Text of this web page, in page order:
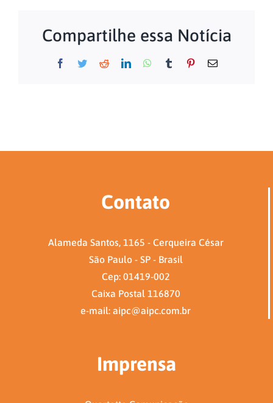
Compartilhe essa Notícia
Facebook
TwitterRedditLinkedInWhatsApp
Tumblr Pinterest
E-
Contato
Alameda Santos, 1165 - Cerqueira César
São Paulo - SP - Brasil
Cep: 01419-002
Caixa Postal 116870
e-mail: aipc@aipc.com.br
Imprensa